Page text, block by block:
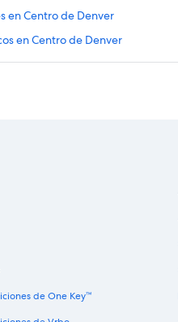
en Centro de Denver
en Centro de Denver
en Centro de Denver
en Centro de Denver
de One Key™